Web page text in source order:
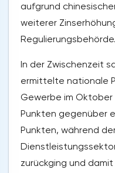
aufgrund
weiterer
Regulierungsbehörde.
In der Zwischenzeit
ermittelte nationale
Gewerbe im Oktober
Punkten gegenüber
Punkten, während
zurückging und